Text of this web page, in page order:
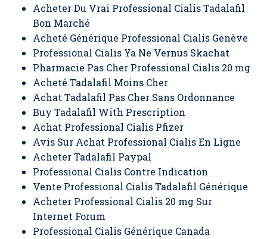
Acheter Du Vrai Professional Cialis Tadalafil
Bon Marché
Acheté Générique Professional Cialis Genève
Professional Cialis Ya Ne Vernus Skachat
Pharmacie Pas Cher Professional Cialis 20 mg
Acheté Tadalafil Moins Cher
Achat Tadalafil Pas Cher Sans Ordonnance
Buy Tadalafil With Prescription
Achat Professional Cialis Pfizer
Avis Sur Achat Professional Cialis En Ligne
Acheter Tadalafil Paypal
Professional Cialis Contre Indication
Vente Professional Cialis Tadalafil Générique
Acheter Professional Cialis 20 mg Sur
Internet Forum
Professional Cialis Générique Canada